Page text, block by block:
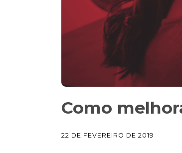
Como
22 DE FEVEREIRO DE 2019